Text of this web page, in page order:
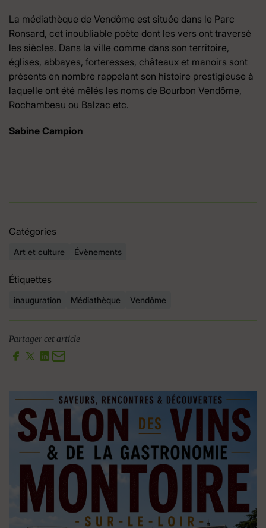
La médiathèque de Vendôme est située dans le Parc
Ronsard, cet inoubliable poète dont les vers ont traversé
les siècles. Dans la ville comme dans son territoire,
églises, abbayes, forteresses, châteaux et manoirs sont
présents en nombre rappelant son histoire prestigieuse à
laquelle ont été mêlés les noms de Bourbon Vendôme,
Rochambeau ou Balzac etc.
Sabine Campion
Catégories
Art et culture Évènements
Étiquettes
inauguration Médiathèque Vendôme
Partager cet article